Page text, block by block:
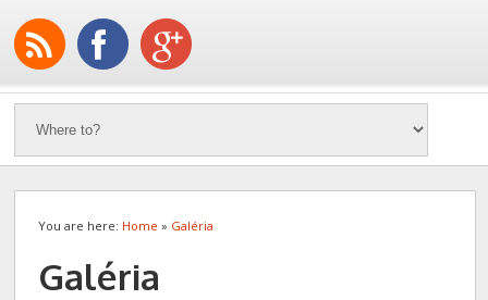
You are here: Home » Galéria
Galéria